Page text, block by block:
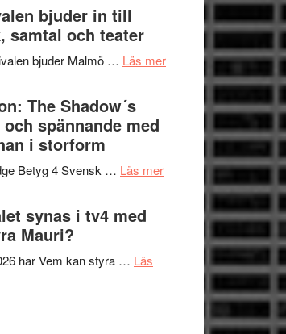
Hannes
Roland
Pöntinen
Scensommar
Artipelag
bjuder in till
samtal och teater
bjuder Malmö … Läs merom
Malmöfestivalen
The Shadow´s
spännande med
i storform
Betyg 4 Svensk … Läs merom
Filmrecension:
synas i tv4 med
Mauri?
har Vem kan styra … Läs